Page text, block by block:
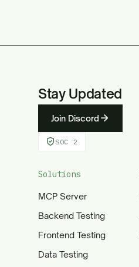
Stay Updated
Join Discord
SOC 2
Solutions
MCP Server
Backend Testing
Frontend Testing
Data Testing